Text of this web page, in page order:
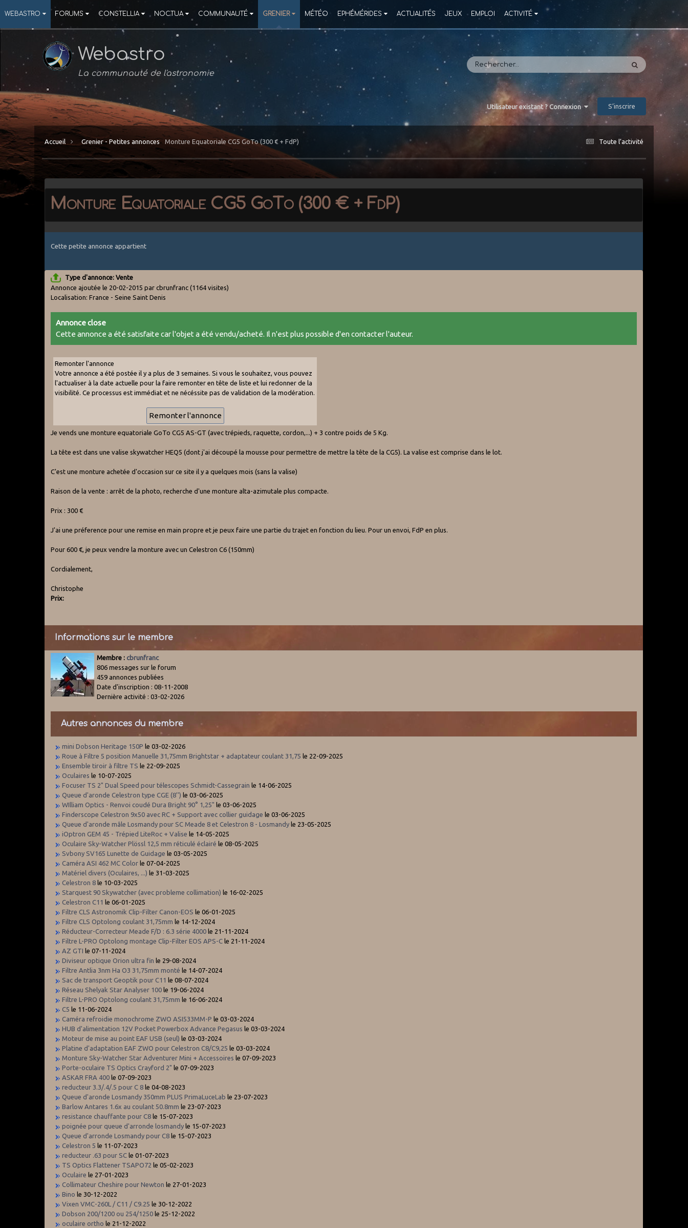
WEBASTRO FORUMS CONSTELLIA NOCTUA COMMUNAUTÉ GRENIER MÉTÉO EPHÉMÉRIDES ACTUALITÉS JEUX EMPLOI ACTIVITÉ
Webastro
La communauté de l'astronomie
Utilisateur existant ? Connexion S’inscrire
Toute l’activité
Accueil Grenier - Petites annonces Monture Equatoriale CG5 GoTo (300 € + FdP)
Monture Equatoriale CG5 GoTo (300 € + FdP)
Cette petite annonce appartient
Type d'annonce: Vente
Annonce ajoutée le 20-02-2015 par cbrunfranc(1164 visites)
Localisation: France - Seine Saint Denis
Annonce close
Cette annonce a été satisfaite car l'objet a été vendu/acheté. Il n'est plus possible d'en contacter l'auteur.
Remonter l'annonce
Votre annonce a été postée il y a plus de 3 semaines. Si vous le souhaitez, vous pouvez
l'actualiser à la date actuelle pour la faire remonter en tête de liste et lui redonner de la
visibilité. Ce processus est immédiat et ne nécéssite pas de validation de la modération.
Je vends une monture equatoriale GoTo CG5 AS-GT (avec trépieds, raquette, cordon,...) + 3 contre poids de 5 Kg.
La tête est dans une valise skywatcher HEQ5 (dont j'ai découpé la mousse pour permettre de mettre la tête de la CG5). La valise est comprise dans le lot.
C'est une monture achetée d'occasion sur ce site il y a quelques mois (sans la valise)
Raison de la vente : arrêt de la photo, recherche d'une monture alta-azimutale plus compacte.
Prix : 300 €
J'ai une préference pour une remise en main propre et je peux faire une partie du trajet en fonction du lieu. Pour un envoi, FdP en plus.
Pour 600 €, je peux vendre la monture avec un Celestron C6 (150mm)
Cordialement,
Christophe
Prix:
Informations sur le membre
Membre : cbrunfranc
806 messages sur le forum
459 annonces publiées
Date d'inscription : 08-11-2008
Dernière activité : 03-02-2026
Autres annonces du membre
mini Dobson Heritage 150P le 03-02-2026
Roue à Filtre 5 position Manuelle 31,75mm Brightstar + adaptateur coulant 31,75 le 22-09-2025
Ensemble tiroir à filtre TS le 22-09-2025
Oculaires le 10-07-2025
Focuser TS 2" Dual Speed pour télescopes Schmidt-Cassegrain le 14-06-2025
Queue d'aronde Celestron type CGE (8'') le 03-06-2025
WIlliam Optics - Renvoi coudé Dura Bright 90° 1,25" le 03-06-2025
Finderscope Celestron 9x50 avec RC + Support avec collier guidage le 03-06-2025
Queue d'aronde mâle Losmandy pour SC Meade 8 et Celestron 8 - Losmandy le 23-05-2025
iOptron GEM 45 - Trépied LiteRoc + Valise le 14-05-2025
Oculaire Sky-Watcher Plössl 12,5 mm réticulé éclairé le 08-05-2025
Svbony SV165 Lunette de Guidage le 03-05-2025
Caméra ASI 462 MC Color le 07-04-2025
Matériel divers (Oculaires, ...) le 31-03-2025
Celestron 8 le 10-03-2025
Starquest 90 Skywatcher (avec probleme collimation) le 16-02-2025
Celestron C11 le 06-01-2025
Filtre CLS Astronomik Clip-Filter Canon-EOS le 06-01-2025
Filtre CLS Optolong coulant 31,75mm le 14-12-2024
Réducteur-Correcteur Meade F/D : 6.3 série 4000 le 21-11-2024
Filtre L-PRO Optolong montage Clip-Filter EOS APS-C le 21-11-2024
AZ GTI le 07-11-2024
Diviseur optique Orion ultra fin le 29-08-2024
Filtre Antlia 3nm Ha O3 31,75mm monté le 14-07-2024
Sac de transport Geoptik pour C11 le 08-07-2024
Réseau Shelyak Star Analyser 100 le 19-06-2024
Filtre L-PRO Optolong coulant 31,75mm le 16-06-2024
C5 le 11-06-2024
Caméra refroidie monochrome ZWO ASI533MM-P le 03-03-2024
HUB d'alimentation 12V Pocket Powerbox Advance Pegasus le 03-03-2024
Moteur de mise au point EAF USB (seul) le 03-03-2024
Platine d'adaptation EAF ZWO pour Celestron C8/C9,25 le 03-03-2024
Monture Sky-Watcher Star Adventurer Mini + Accessoires le 07-09-2023
Porte-oculaire TS Optics Crayford 2" le 07-09-2023
ASKAR FRA 400 le 07-09-2023
reducteur 3.3/.4/.5 pour C 8 le 04-08-2023
Queue d'aronde Losmandy 350mm PLUS PrimaLuceLab le 23-07-2023
Barlow Antares 1.6x au coulant 50.8mm le 23-07-2023
resistance chauffante pour C8 le 15-07-2023
poignée pour queue d'arronde losmandy le 15-07-2023
Queue d'arronde Losmandy pour C8 le 15-07-2023
Celestron 5 le 11-07-2023
reducteur .63 pour SC le 01-07-2023
TS Optics Flattener TSAPO72 le 05-02-2023
Oculaire le 27-01-2023
Collimateur Cheshire pour Newton le 27-01-2023
Bino le 30-12-2022
Vixen VMC-260L / C11 / C9.25 le 30-12-2022
Dobson 200/1200 ou 254/1250 le 25-12-2022
oculaire ortho le 21-12-2022